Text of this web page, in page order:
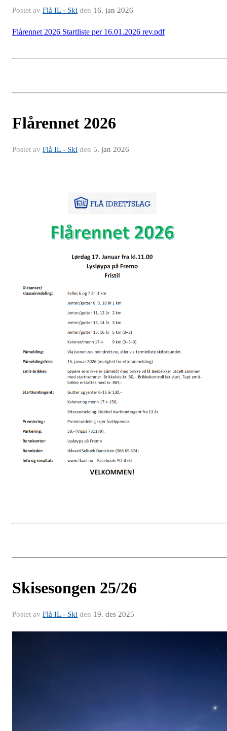
Postet av Flå IL - Ski den 16. jan 2026
Flårennet 2026 Startliste per 16.01.2026 rev.pdf
Flårennet 2026
Postet av Flå IL - Ski den 5. jan 2026
Skisesongen 25/26
Postet av Flå IL - Ski den 19. des 2025